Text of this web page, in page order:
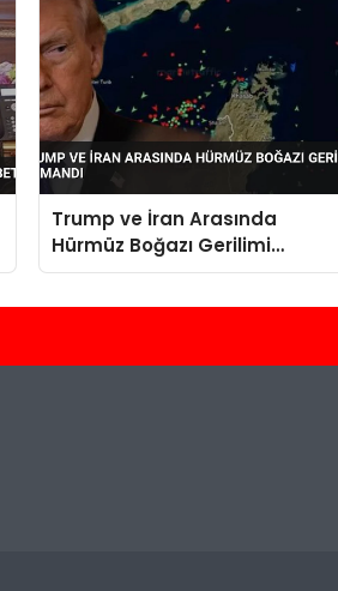
Trump ve İran Arasında
Hürmüz Boğazı Gerilimi
Tırmandı